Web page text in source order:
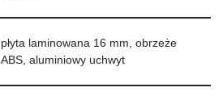
płyta laminowana 16 mm, obrzeże
ABS, aluminiowy uchwyt